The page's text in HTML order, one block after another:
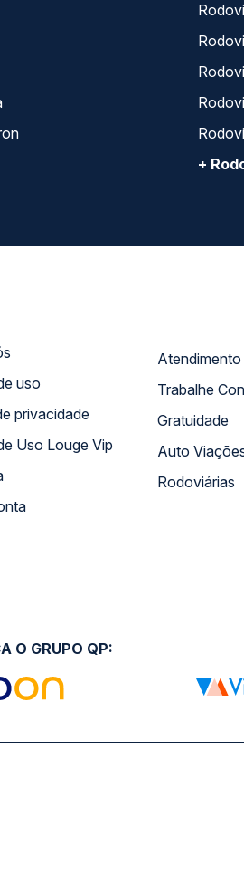
+
Termos de uso
de privacidade
de Uso Louge Vip
Conta
Trabalhe
Gratuidade
Auto
Rodoviárias
O GRUPO QP: